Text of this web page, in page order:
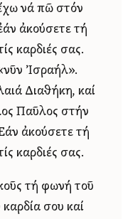
νά πῶ στόν
ἀκούσετε τή
καρδιές σας.
Ἰσραήλ».
Διαθήκη, καί
Παῦλος στήν
ἀκούσετε τή
καρδιές σας.
τή φωνή τοῦ
καρδία σου καί